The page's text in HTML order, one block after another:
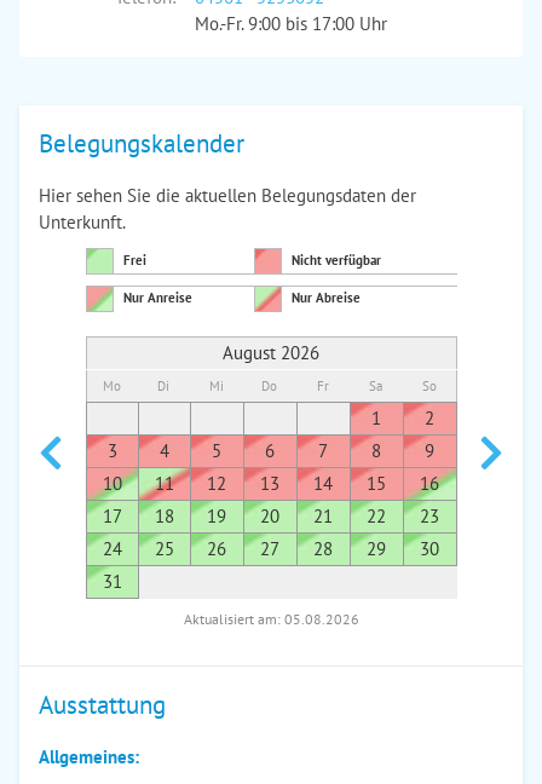
Mo.-Fr. 9:00 bis 17:00 Uhr
Belegungskalender
Hier sehen Sie die aktuellen Belegungsdaten der
Unterkunft.
Frei Nicht verfügbar
Nur Anreise Nur Abreise
August 2026
Mo Di Mi Do Fr Sa So
1
2
3
4 5 6 7 8
9
10
11 12 13 14 15
16
17
18 19 20 21 22
23
24
25 26 27 28 29
30
31
7
Aktualisiert am: 05.08.2026
Ausstattung
Allgemeines: